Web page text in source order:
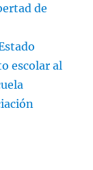
de
escolar al